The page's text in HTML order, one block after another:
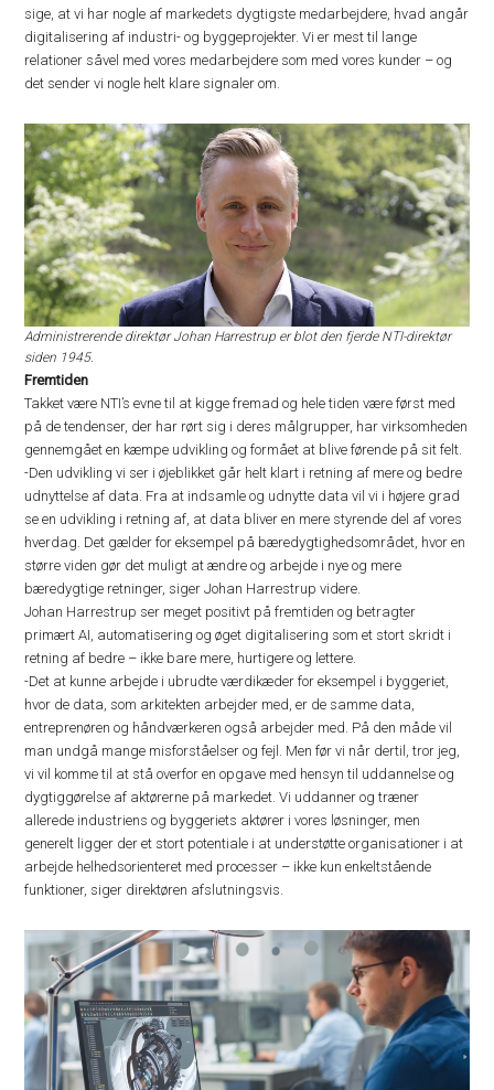
sige, at vi har nogle af markedets dygtigste medarbejdere, hvad angår
digitalisering af industri- og byggeprojekter. Vi er mest til lange
relationer såvel med vores medarbejdere som med vores kunder – og
det sender vi nogle helt klare signaler om.
Administrerende direktør Johan Harrestrup er blot den fjerde NTI-direktør
siden 1945.
Fremtiden
Takket være NTI’s evne til at kigge fremad og hele tiden være først med
på de tendenser, der har rørt sig i deres målgrupper, har virksomheden
gennemgået en kæmpe udvikling og formået at blive førende på sit felt.
-Den udvikling vi ser i øjeblikket går helt klart i retning af mere og bedre
udnyttelse af data. Fra at indsamle og udnytte data vil vi i højere grad
se en udvikling i retning af, at data bliver en mere styrende del af vores
hverdag. Det gælder for eksempel på bæredygtighedsområdet, hvor en
større viden gør det muligt at ændre og arbejde i nye og mere
bæredygtige retninger, siger Johan Harrestrup videre.
Johan Harrestrup ser meget positivt på fremtiden og betragter
primært AI, automatisering og øget digitalisering som et stort skridt i
retning af bedre – ikke bare mere, hurtigere og lettere.
-Det at kunne arbejde i ubrudte værdikæder for eksempel i byggeriet,
hvor de data, som arkitekten arbejder med, er de samme data,
entreprenøren og håndværkeren også arbejder med. På den måde vil
man undgå mange misforståelser og fejl. Men før vi når dertil, tror jeg,
vi vil komme til at stå overfor en opgave med hensyn til uddannelse og
dygtiggørelse af aktørerne på markedet. Vi uddanner og træner
allerede industriens og byggeriets aktører i vores løsninger, men
generelt ligger der et stort potentiale i at understøtte organisationer i at
arbejde helhedsorienteret med processer – ikke kun enkeltstående
funktioner, siger direktøren afslutningsvis.